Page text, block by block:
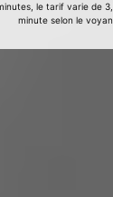
le tarif varie de
minute selon le